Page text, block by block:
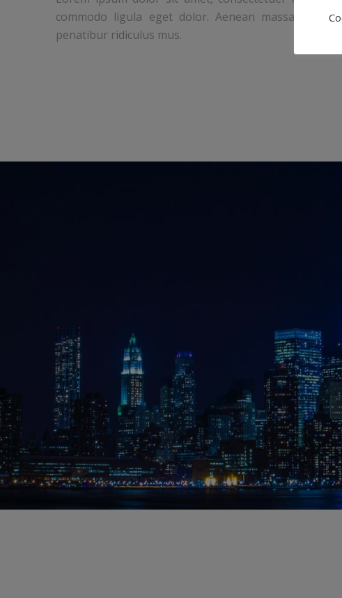
commodo ligula eget dolor. Aenean massa. Cum
penatibur ridiculus mus.